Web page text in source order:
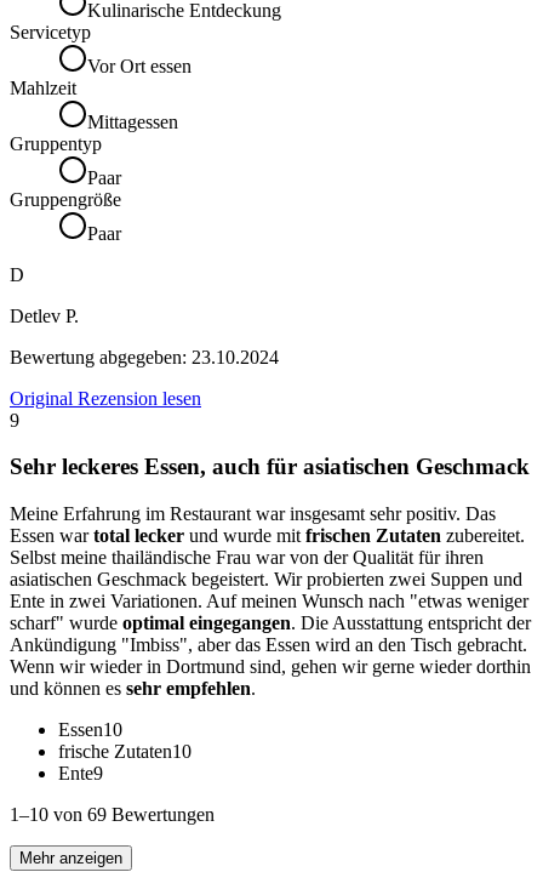
Kulinarische Entdeckung
Servicetyp
Vor Ort essen
Mahlzeit
Mittagessen
Gruppentyp
Paar
Gruppengröße
Paar
D
Detlev P.
Bewertung abgegeben: 23.10.2024
Original Rezension lesen
9
Sehr leckeres Essen, auch für asiatischen Geschmack
Meine Erfahrung im Restaurant war insgesamt sehr positiv. Das
Essen wartotal lecker und wurde mit frischen Zutaten zubereitet.
Selbst meine thailändische Frau war von der Qualität für ihren
asiatischen Geschmack begeistert. Wir probierten zwei Suppen und
Ente in zwei Variationen. Auf meinen Wunsch nach "etwas weniger
scharf" wurde optimal eingegangen. Die Ausstattung entspricht der
Ankündigung "Imbiss", aber das Essen wird an den Tisch gebracht.
Wenn wir wieder in Dortmund sind, gehen wir gerne wieder dorthin
und können es sehr empfehlen.
Essen10
frische Zutaten10
Ente9
1–10 von 69 Bewertungen
Mehr anzeigen